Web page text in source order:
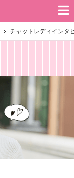
チャットレディインタ